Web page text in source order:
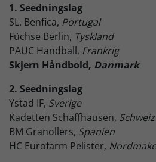
1. Seedningslag
SL. Benfica, Portugal
Füchse Berlin, Tyskland
PAUC Handball, Frankrig
Skjern Håndbold, Danmark
2. Seedningslag
Ystad IF, Sverige
Kadetten Schaffhausen, Schweiz
BM Granollers, Spanien
HC Eurofarm Pelister,